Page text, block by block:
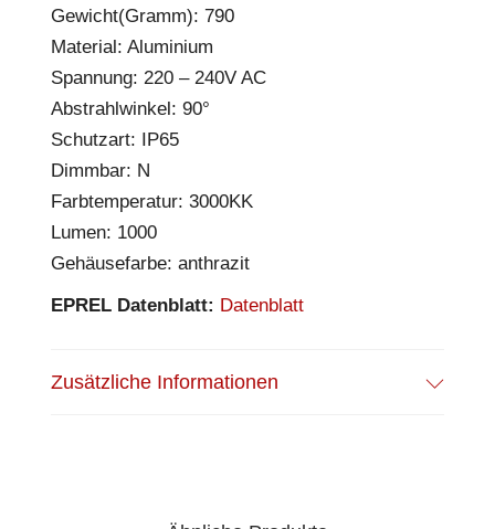
Gewicht(Gramm): 790
Material: Aluminium
Spannung: 220 – 240V AC
Abstrahlwinkel: 90°
Schutzart: IP65
Dimmbar: N
Farbtemperatur: 3000KK
Lumen: 1000
Gehäusefarbe: anthrazit
EPREL Datenblatt: Datenblatt
Zusätzliche Informationen